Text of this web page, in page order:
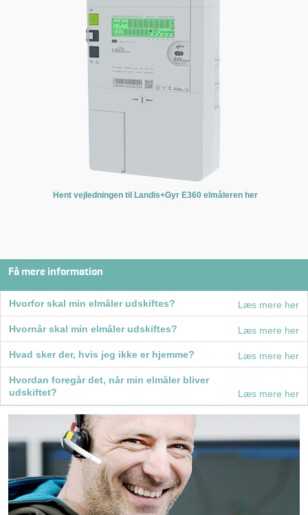
Hent vejledningen til Landis+Gyr E360 elmåleren her
Få mere information
Læs mere her
Hvorfor skal min elmåler udskiftes?
Læs mere her
Hvornår skal min elmåler udskiftes?
Læs mere her
Hvad sker der, hvis jeg ikke er hjemme?
Læs mere her
Hvordan foregår det, når min elmåler bliver
udskiftet?